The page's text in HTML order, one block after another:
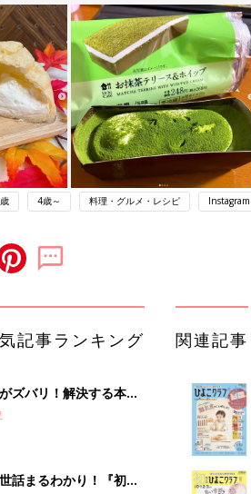
4歳～ 料理・グルメ・レシピ Instagram
記事ランキング
ズバリ！解決する本
秋号』 4カ月～2才
話まるわかり！『初め
関連記事